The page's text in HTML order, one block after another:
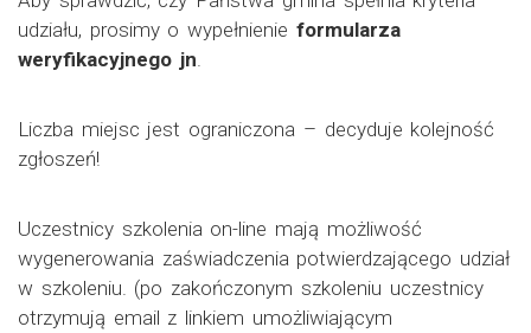
udziału, prosimy o wypełnienie formularza
weryfikacyjnego jn
Liczba miejsc jest ograniczona – decyduje kolejność
zgłoszeń!
Uczestnicy szkolenia on-line mają możliwość
wygenerowania zaświadczenia potwierdzającego udział
w szkoleniu. (po zakończonym szkoleniu uczestnicy
otrzymują email z linkiem umożliwiającym